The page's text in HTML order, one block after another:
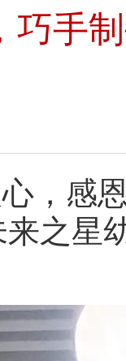
巧手
，感
之星